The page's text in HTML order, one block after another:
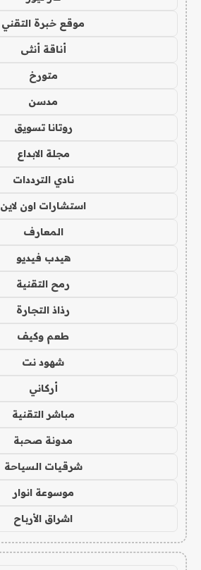
موقع خبرة التقني
أناقة أنثى
متورخ
مدسن
روتانا تسويق
مجلة الابداع
نادي الترددات
استشارات اون لاين
المعارف
هيدب فيديو
رمح التقنية
رذاذ التجارة
طعم وكيف
شهود نت
أركاني
مباشر التقنية
مدونة صحبة
شرقيات السياحة
موسوعة انوار
اشراق الأرباح